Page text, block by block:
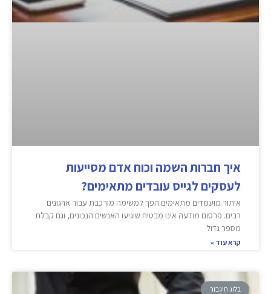
איך חברות השמה וכוח אדם מסייעות
לעסקים לגייס עובדים מתאימים?
איתור מועמדים מתאימים הפך למשימה מורכבת עבור ארגונים
רבים. פרסום מודעה אינו מבטיח שיגיעו האנשים הנכונים, וגם קבלת
מספר גדול
קרא עוד »
בלוג תיגבור